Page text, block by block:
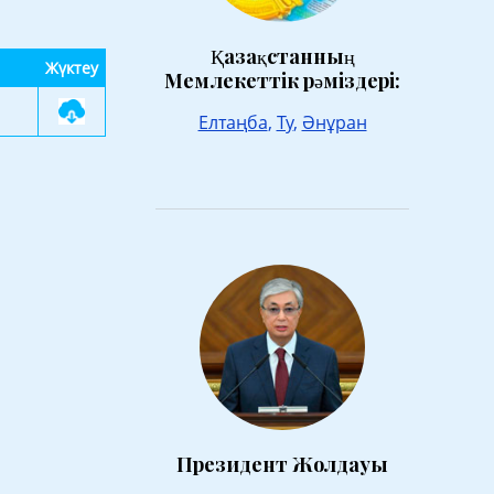
Жүктеу
Қазақстанның
Мемлекеттік рәміздері:
Елтаңба, Ту, Әнұран
Президент Жолдауы